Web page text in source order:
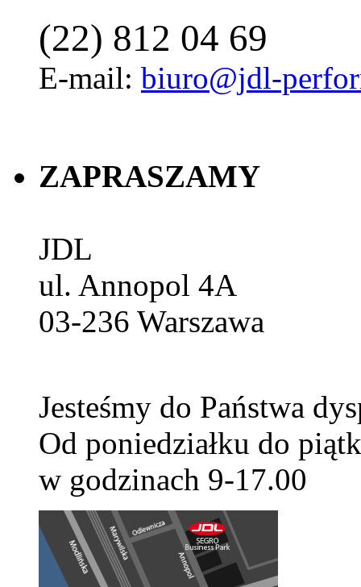
(22) 812 04 69
E-mail: biuro@jdl-
ZAPRASZAMY
JDL
ul. Annopol 4A
03-236 Warszawa
Jesteśmy do Państwa
Od poniedziałku do
w godzinach 9-17.00